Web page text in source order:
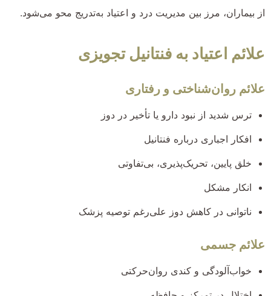
از بیماران، مرز بین مدیریت درد و اعتیاد به‌تدریج محو می‌شود.
علائم اعتیاد به فنتانیل تجویزی
علائم روان‌شناختی و رفتاری
ترس شدید از نبود دارو یا تأخیر در دوز
افکار اجباری درباره فنتانیل
خلق پایین، تحریک‌پذیری، بی‌تفاوتی
انکار مشکل
ناتوانی در کاهش دوز علی‌رغم توصیه پزشک
علائم جسمی
خواب‌آلودگی و کندی روان‌حرکتی